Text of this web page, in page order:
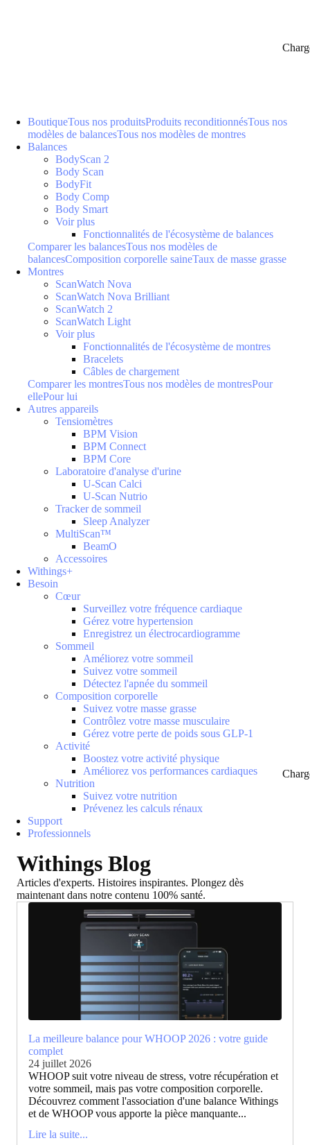
BoutiqueTous nos produitsProduits reconditionnésTous nos
modèles de balancesTous nos modèles de montres
Balances
BodyScan 2
Body Scan
BodyFit
Body Comp
Body Smart
Voir plus
Fonctionnalités de l'écosystème de balances
Comparer les balancesTous nos modèles de
balancesComposition corporelle saineTaux de masse grasse
Montres
ScanWatch Nova
ScanWatch Nova Brilliant
ScanWatch 2
ScanWatch Light
Voir plus
Fonctionnalités de l'écosystème de montres
Bracelets
Câbles de chargement
Comparer les montresTous nos modèles de montresPour
ellePour lui
Autres appareils
Tensiomètres
BPM Vision
BPM Connect
BPM Core
Laboratoire d'analyse d'urine
U-Scan Calci
U-Scan Nutrio
Tracker de sommeil
Sleep Analyzer
MultiScan™
BeamO
Accessoires
Withings+
Besoin
Cœur
Surveillez votre fréquence cardiaque
Gérez votre hypertension
Enregistrez un électrocardiogramme
Sommeil
Améliorez votre sommeil
Suivez votre sommeil
Détectez l'apnée du sommeil
Composition corporelle
Suivez votre masse grasse
Contrôlez votre masse musculaire
Gérez votre perte de poids sous GLP-1
Activité
Boostez votre activité physique
Améliorez vos performances cardiaques
Nutrition
Suivez votre nutrition
Prévenez les calculs rénaux
Support
Professionnels
Withings Blog
Articles d'experts. Histoires inspirantes. Plongez dès
maintenant dans notre contenu 100% santé.
La meilleure balance pour WHOOP 2026 : votre guide
complet
24 juillet 2026
WHOOP suit votre niveau de stress, votre récupération et
votre sommeil, mais pas votre composition corporelle.
Découvrez comment l'association d'une balance Withings
et de WHOOP vous apporte la pièce manquante...
Lire la suite...